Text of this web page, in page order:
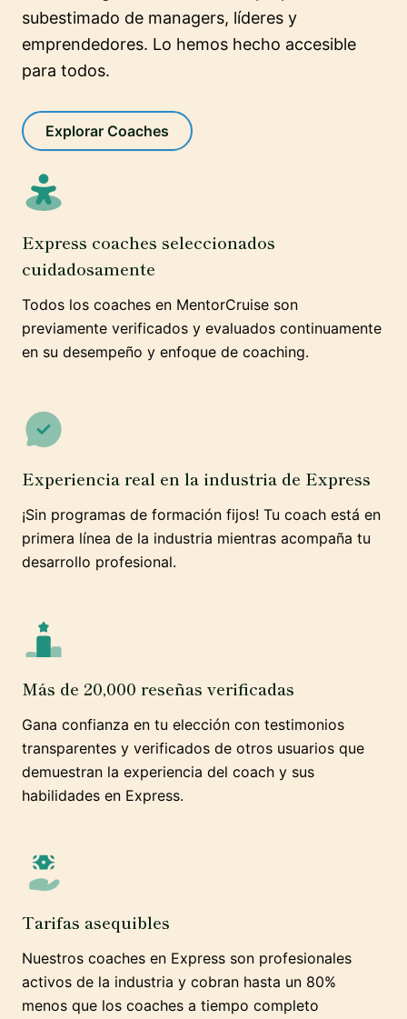
subestimado de managers, líderes y
emprendedores. Lo hemos hecho accesible
para todos.
Explorar Coaches
Express coaches seleccionados
cuidadosamente
Todos los coaches en MentorCruise son
previamente verificados y evaluados continuamente
en su desempeño y enfoque de coaching.
Experiencia real en la industria de Express
¡Sin programas de formación fijos! Tu coach está en
primera línea de la industria mientras acompaña tu
desarrollo profesional.
Más de 20,000 reseñas verificadas
Gana confianza en tu elección con testimonios
transparentes y verificados de otros usuarios que
demuestran la experiencia del coach y sus
habilidades en Express.
Tarifas asequibles
Nuestros coaches en Express son profesionales
activos de la industria y cobran hasta un 80%
menos que los coaches a tiempo completo